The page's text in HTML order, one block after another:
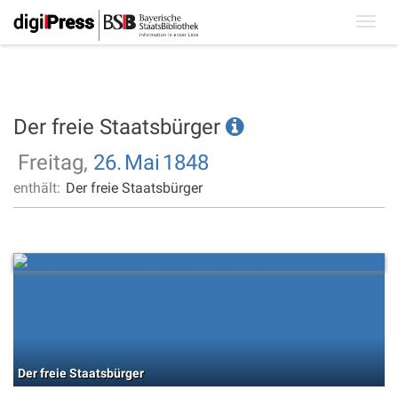
Der freie Staatsbürger
Freitag, 26. Mai 1848
enthält: Der freie Staatsbürger
Der freie Staatsbürger